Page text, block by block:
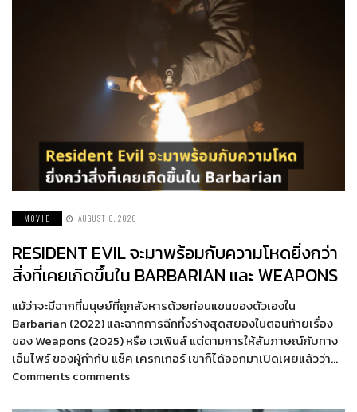
MOVIE AUGUST 6, 2026
RESIDENT EVIL จะมาพร้อมกับความโหดยิ่งกว่า
สิ่งที่เคยเกิดขึ้นใน BARBARIAN และ WEAPONS
แม้ว่าจะมีฉากที่มนุษย์ที่ถูกสังหารด้วยท่อนแขนของตัวเองใน
Barbarian (2022) และฉากการฉีกทึ้งร่างสุดสยองในตอนท้ายเรื่อง
ของ Weapons (2025) หรือ เวเพินส์ แต่ตามการให้สัมภาษณ์กับทาง
เอ็มไพร์ ของผู้กำกับ แซ็ค เครกเกอร์ เขาก็ได้ออกมาเปิดเผยแล้วว่า…
Comments comments